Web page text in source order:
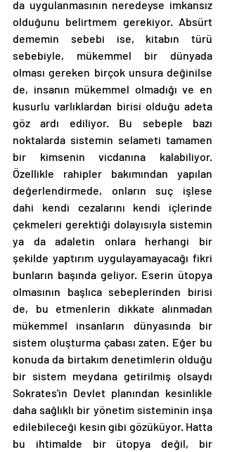
da uygulanmasının neredeyse imkansız
olduğunu belirtmem gerekiyor. Absürt
dememin sebebi ise, kitabın türü
sebebiyle, mükemmel bir dünyada
olması gereken birçok unsura değinilse
de, insanın mükemmel olmadığı ve en
kusurlu varlıklardan birisi olduğu adeta
göz ardı ediliyor. Bu sebeple bazı
noktalarda sistemin selameti tamamen
bir kimsenin vicdanına kalabiliyor.
Özellikle rahipler bakımından yapılan
değerlendirmede, onların suç işlese
dahi kendi cezalarını kendi içlerinde
çekmeleri gerektiği dolayısıyla sistemin
ya da adaletin onlara herhangi bir
şekilde yaptırım uygulayamayacağı fikri
bunların başında geliyor. Eserin ütopya
olmasının başlıca sebeplerinden birisi
de, bu etmenlerin dikkate alınmadan
mükemmel insanların dünyasında bir
sistem oluşturma çabası zaten. Eğer bu
konuda da birtakım denetimlerin olduğu
bir sistem meydana getirilmiş olsaydı
Sokrates'in Devlet planından kesinlikle
daha sağlıklı bir yönetim sisteminin inşa
edilebileceği kesin gibi gözüküyor. Hatta
bu ihtimalde bir ütopya değil, bir